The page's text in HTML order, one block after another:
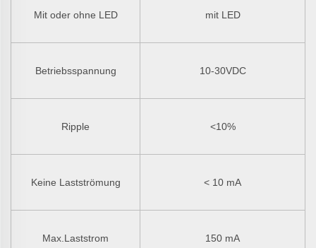
Mit oder ohne LED mit LED
Betriebsspannung 10-30VDC
Ripple <10%
Keine Lastströmung < 10 mA
Max.Laststrom 150 mA